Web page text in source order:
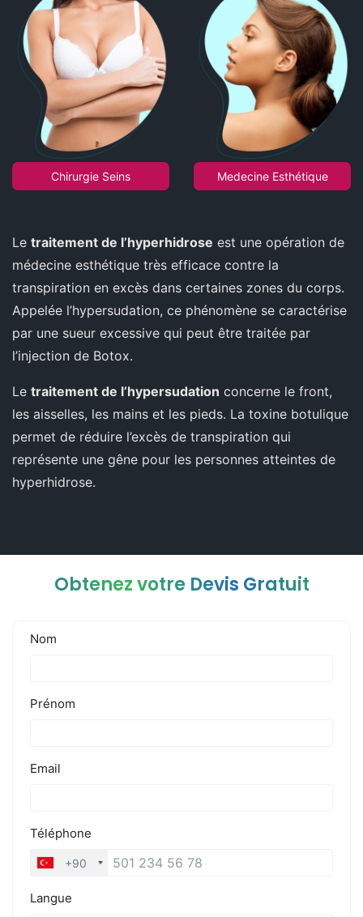
Chirurgie Seins Medecine Esthétique
Le traitement de l’hyperhidrose est une opération de
médecine esthétique très efficace contre la
transpiration en excès dans certaines zones du corps.
Appelée l’hypersudation, ce phénomène se caractérise
par une sueur excessive qui peut être traitée par
l’injection de Botox.
Le traitement de l’hypersudation concerne le front,
les aisselles, les mains et les pieds. La toxine botulique
permet de réduire l’excès de transpiration qui
représente une gêne pour les personnes atteintes de
hyperhidrose.
Obtenez votre Devis Gratuit